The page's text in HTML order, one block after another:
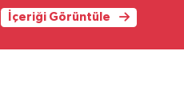
İçeriği Görüntüle